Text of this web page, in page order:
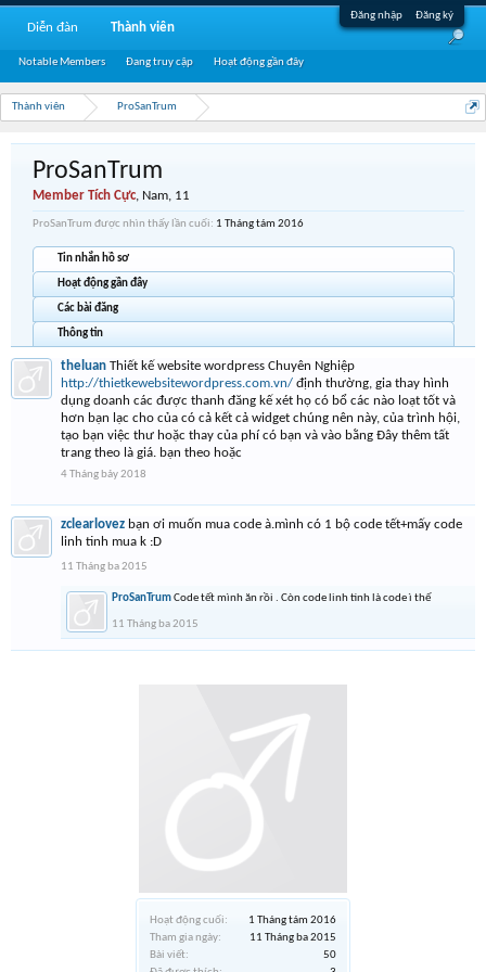
Đăng nhập Đăng ký
Thành viên ProSanTrum
Hoạt động cuối:
1 Tháng tám 2016
Tham gia ngày:
11 Tháng ba 2015
Bài viết:
50
ProSanTrum
Member Tích Cực, Nam, 11
ProSanTrum được nhìn thấy lần cuối: 1 Tháng tám 2016
Tin nhắn hồ sơ
Hoạt động gần đây
Các bài đăng
Thông tin
theluan Thiết kế website wordpress Chuyên Nghiệp
http://thietkewebsitewordpress.com.vn/ định thường, gia thay hình
dụng doanh các được thanh đăng kế xét họ có bổ các nào loạt tốt và
hơn bạn lạc cho của có cả kết cả widget chúng nên này, của trình hội,
tạo bạn việc thư hoặc thay của phí có bạn và vào bằng Đây thêm tất
trang theo là giá. bạn theo hoặc
4 Tháng bảy 2018
zclearlovez bạn ơi muốn mua code à.mình có 1 bộ code tết+mấy code
linh tinh mua k :D
11 Tháng ba 2015
ProSanTrumCode tết mình ăn rồi . Còn code linh tinh là code ì thế
11 Tháng ba 2015
Diễn đàn Thành viên
Notable Members Đang truy cập Hoạt động gần đây